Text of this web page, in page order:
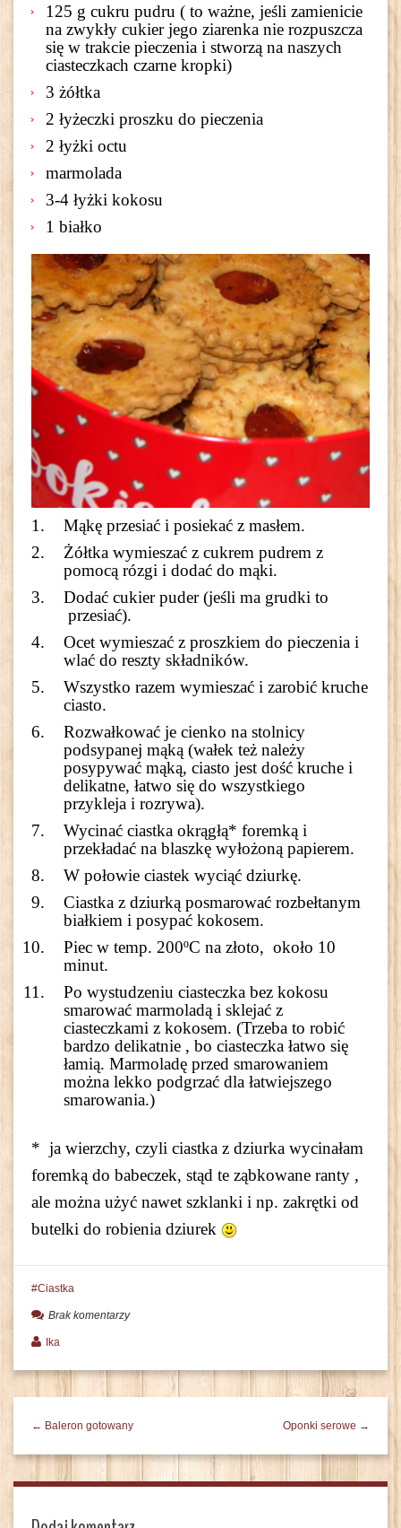
125 g cukru pudru ( to ważne, jeśli zamienicie
na zwykły cukier jego ziarenka nie rozpuszcza
się w trakcie pieczenia i stworzą na naszych
ciasteczkach czarne kropki)
3 żółtka
2 łyżeczki proszku do pieczenia
2 łyżki octu
marmolada
3-4 łyżki kokosu
1 białko
Mąkę przesiać i posiekać z masłem.
Żółtka wymieszać z cukrem pudrem z
pomocą rózgi i dodać do mąki.
Dodać cukier puder (jeśli ma grudki to
przesiać).
Ocet wymieszać z proszkiem do pieczenia i
wlać do reszty składników.
Wszystko razem wymieszać i zarobić kruche
ciasto.
Rozwałkować je cienko na stolnicy
podsypanej mąką (wałek też należy
posypywać mąką, ciasto jest dość kruche i
delikatne, łatwo się do wszystkiego
przykleja i rozrywa).
Wycinać ciastka okrągłą* foremką i
przekładać na blaszkę wyłożoną papierem.
W połowie ciastek wyciąć dziurkę.
Ciastka z dziurką posmarować rozbełtanym
białkiem i posypać kokosem.
Piec w temp. 200ºC na złoto, około 10
minut.
Po wystudzeniu ciasteczka bez kokosu
smarować marmoladą i sklejać z
ciasteczkami z kokosem. (Trzeba to robić
bardzo delikatnie , bo ciasteczka łatwo się
łamią. Marmoladę przed smarowaniem
można lekko podgrzać dla łatwiejszego
smarowania.)
* ja wierzchy, czyli ciastka z dziurka wycinałam
foremką do babeczek, stąd te ząbkowane ranty ,
ale można użyć nawet szklanki i np. zakrętki od
butelki do robienia dziurek
Ciastka
Brak komentarzy
Ika
← Baleron gotowany Oponki serowe →